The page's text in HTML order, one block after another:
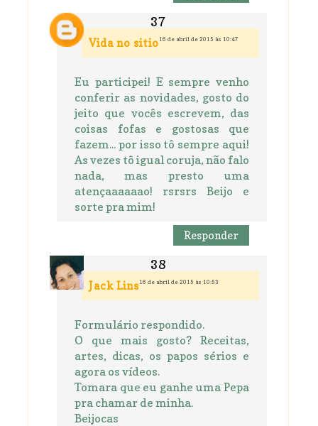
Vida no sitio 16 de abril de 2015 às 10:47
Eu participei! E sempre venho
conferir as novidades, gosto do
jeito que vocês escrevem, das
coisas fofas e gostosas que
fazem... por isso tô sempre aqui!
As vezes tô igual coruja, não falo
nada, mas presto uma
atençaaaaaao! rsrsrs Beijo e
sorte pra mim!
Responder
Jack Lins 16 de abril de 2015 às 10:53
Formulário respondido.
O que mais gosto? Receitas,
artes, dicas, os papos sérios e
agora os vídeos.
Tomara que eu ganhe uma Pepa
pra chamar de minha.
Beijocas